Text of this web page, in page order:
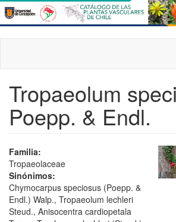
Pasar
al
contenido
principal
Tropaeolum
Poepp. & Endl.
Familia:
Tropaeolaceae
Sinónimos:
Chymocarpus speciosus (Poepp. &
Endl.) Walp., Tropaeolum lechleri
Steud., Anisocentra cardiopetala